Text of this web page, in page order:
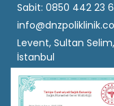
Sabit: 0850 442 23
Levent, Sultan
İstanbul